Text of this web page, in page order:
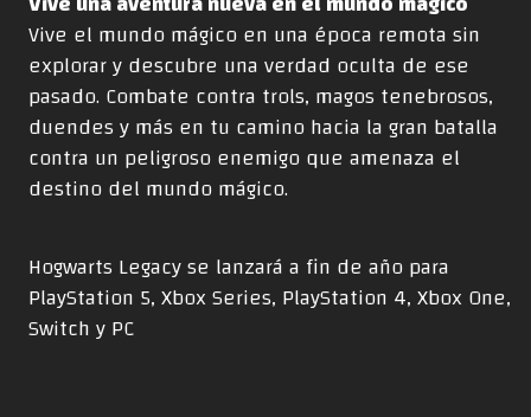
Vive el mundo mágico en una época remota sin
explorar y descubre una verdad oculta de ese
pasado. Combate contra trols, magos tenebrosos,
duendes y más en tu camino hacia la gran batalla
contra un peligroso enemigo que amenaza el
destino del mundo mágico.
Hogwarts Legacy se lanzará a fin de año para
PlayStation 5, Xbox Series, PlayStation 4, Xbox One,
Switch y PC